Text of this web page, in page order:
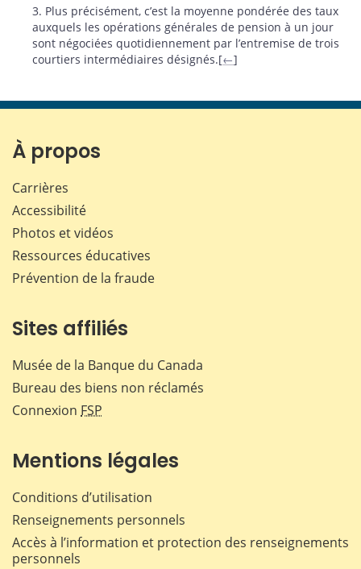
3. Plus précisément, c’est la moyenne pondérée des taux
auxquels les opérations générales de pension à un jour
sont négociées quotidiennement par l’entremise de trois
courtiers intermédiaires désignés.[←]
À propos
Carrières
Accessibilité
Photos et vidéos
Ressources éducatives
Prévention de la fraude
Sites affiliés
Musée de la Banque du Canada
Bureau des biens non réclamés
Connexion FSP
Mentions légales
Conditions d’utilisation
Renseignements personnels
Accès à l’information et protection des renseignements
personnels